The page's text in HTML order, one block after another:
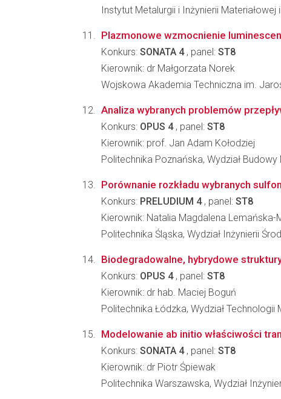
Instytut Metalurgii i Inżynierii
Plazmonowe wzmocnienie
Konkurs: SONATA 4, panel: ST8
Kierownik: dr Małgorzata Norek
Wojskowa Akademia Techniczna im.
Analiza wybranych problemów
Konkurs: OPUS 4, panel: ST8
Kierownik: prof. Jan Adam Kołodziej
Politechnika Poznańska, Wydział
Porównanie rozkładu wybranych
Konkurs: PRELUDIUM 4, panel: ST8
Kierownik: Natalia Magdalena Lemańska-
Politechnika Śląska, Wydział Inżynierii
Biodegradowalne, hybrydowe
Konkurs: OPUS 4, panel: ST8
Kierownik: dr hab. Maciej Boguń
Politechnika Łódzka, Wydział
Modelowanie ab initio właściwości
Konkurs: SONATA 4, panel: ST8
Kierownik: dr Piotr Śpiewak
Politechnika Warszawska, Wydział